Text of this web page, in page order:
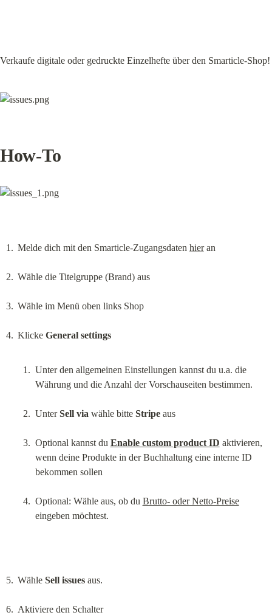
Verkaufe digitale oder gedruckte Einzelhefte über den Smarticle-Shop!
How-To
Melde dich mit den Smarticle-Zugangsdaten hier an
Wähle die Titelgruppe (Brand) aus
Wähle im Menü oben links Shop
Klicke General settings
Unter den allgemeinen Einstellungen kannst du u.a. die
Währung und die Anzahl der Vorschauseiten bestimmen.
Unter Sell via wähle bitte Stripe aus
Optional kannst du Enable custom product ID aktivieren,
wenn deine Produkte in der Buchhaltung eine interne ID
bekommen sollen
Optional: Wähle aus, ob du Brutto- oder Netto-Preise
eingeben möchtest.
Wähle Sell issues aus.
Aktiviere den Schalter